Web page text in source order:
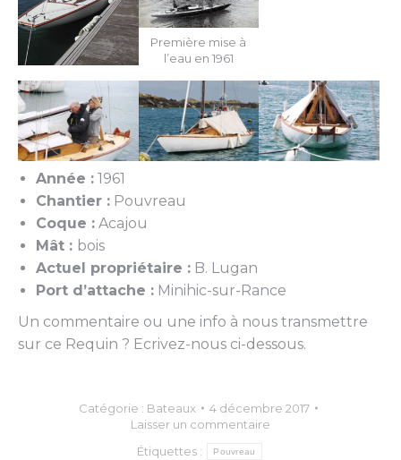
Première mise à
l’eau en 1961
Année : 1961
Chantier : Pouvreau
Coque : Acajou
Mât : bois
Actuel propriétaire : B. Lugan
Port d’attache : Minihic-sur-Rance
Un commentaire ou une info à nous transmettre
sur ce Requin ? Ecrivez-nous ci-dessous.
Catégorie : Bateaux
4 décembre 2017
Laisser un commentaire
Étiquettes :
Pouvreau